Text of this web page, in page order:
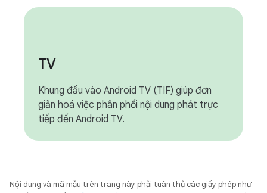
TV
Khung đầu vào Android TV (TIF) giúp đơn
giản hoá việc phân phối nội dung phát trực
tiếp đến Android TV.
Nội dung và mã mẫu trên trang này phải tuân thủ các giấy phép như